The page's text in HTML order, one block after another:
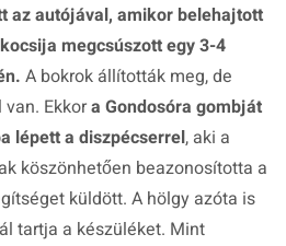
az autójával, amikor belehajtott
megcsúszott egy 3-4
A bokrok állították meg, de
Ekkora Gondosóra gombját
lépett a diszpécserrel, aki a
köszönhetően beazonosította a
küldött. A hölgy azóta is
tartja a készüléket. Mint